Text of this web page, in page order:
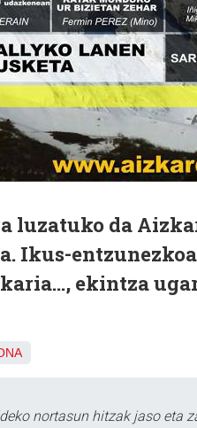
luzatuko da
Ikus-
ekintza
nortasun hitzak jaso eta